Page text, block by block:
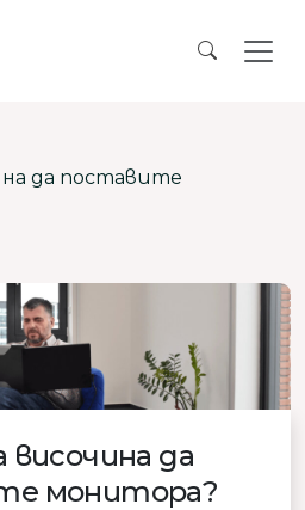
да поставите
височина да
монитора?